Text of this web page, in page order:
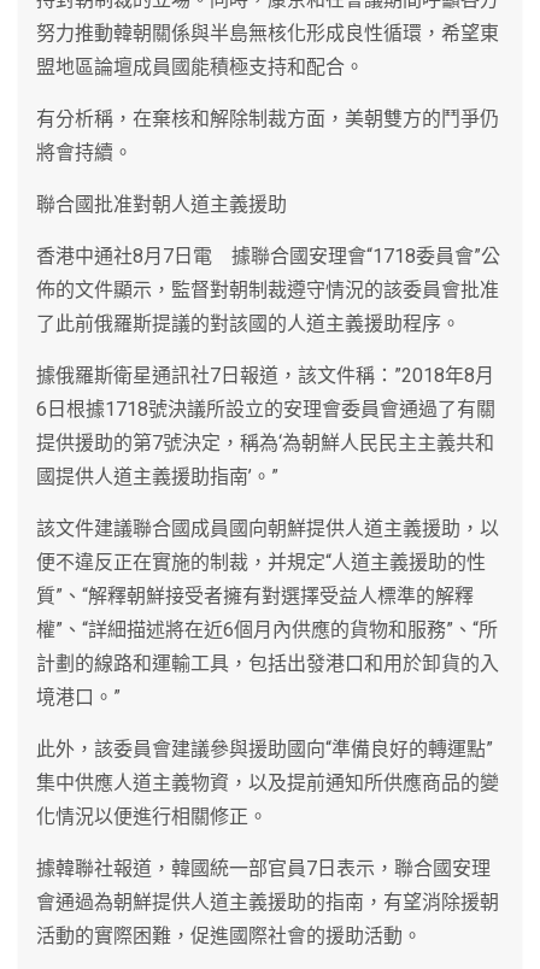
努力推動韓朝關係與半島無核化形成良性循環，希望東
盟地區論壇成員國能積極支持和配合。
有分析稱，在棄核和解除制裁方面，美朝雙方的鬥爭仍
將會持續。
聯合國批准對朝人道主義援助
香港中通社8月7日電 據聯合國安理會“1718委員會”公
佈的文件顯示，監督對朝制裁遵守情況的該委員會批准
了此前俄羅斯提議的對該國的人道主義援助程序。
據俄羅斯衛星通訊社7日報道，該文件稱：”2018年8月
6日根據1718號決議所設立的安理會委員會通過了有關
提供援助的第7號決定，稱為‘為朝鮮人民民主主義共和
國提供人道主義援助指南’。”
該文件建議聯合國成員國向朝鮮提供人道主義援助，以
便不違反正在實施的制裁，并規定“人道主義援助的性
質”、“解釋朝鮮接受者擁有對選擇受益人標準的解釋
權”、“詳細描述將在近6個月內供應的貨物和服務”、“所
計劃的線路和運輸工具，包括出發港口和用於卸貨的入
境港口。”
此外，該委員會建議參與援助國向“準備良好的轉運點”
集中供應人道主義物資，以及提前通知所供應商品的變
化情況以便進行相關修正。
據韓聯社報道，韓國統一部官員7日表示，聯合國安理
會通過為朝鮮提供人道主義援助的指南，有望消除援朝
活動的實際困難，促進國際社會的援助活動。